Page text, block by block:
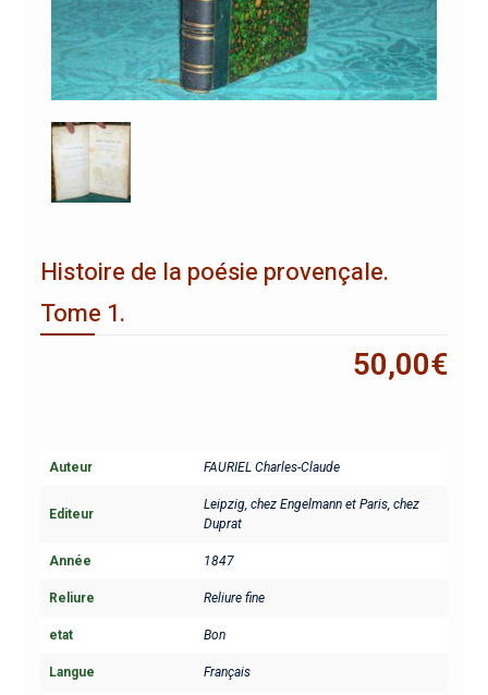
Histoire de la poésie provençale.
Tome 1.
50,00€
Auteur FAURIEL Charles-Claude
Editeur
Leipzig, chez Engelmann et Paris, chez
Duprat
Année 1847
Reliure Reliure fine
etat Bon
Langue Français